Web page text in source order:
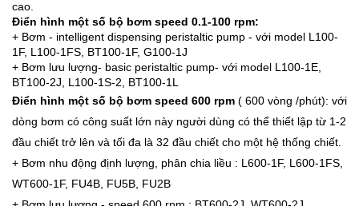
cao.
Điển hình một số bộ bơm speed 0.1-100 rpm:
+ Bơm - intelligent dispensing peristaltic pump - với model L100-
1F, L100-1FS, BT100-1F, G100-1J
+ Bơm lưu lượng- basic peristaltic pump- với model L100-1E,
BT100-2J, L100-1S-2, BT100-1L
Điển hình một số bộ bơm speed 600 rpm ( 600 vòng /phút): với
dòng bơm có công suất lớn này người dùng có thể thiết lập từ 1-2
đầu chiết trở lên và tối đa là 32 đầu chiết cho một hệ thống chiết.
+ Bơm nhu động định lượng, phân chia liều : L600-1F, L600-1FS,
WT600-1F, FU4B, FU5B, FU2B